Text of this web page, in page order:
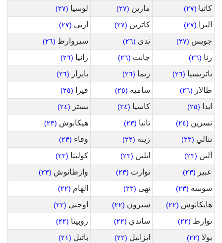
كاتيا (٢٧) مارين (٢٧) لوسيا (٢٧)
اليزا (٢٧) كاترين (٢٧) اربي (٢٧)
جويس (٢٧) ندى (٢٦) سيروارط (٢٦)
رنا (٢٦) جانت (٢٦) رانيا (٢٦)
باتريسيا (٢٦) ريما (٢٦) بايزار (٢٦)
طالار (٢٦) ساميه (٢٥) فيرا (٢٥)
ايدا (٢٥) كاسيا (٢٤) يستر (٢٤)
نسرين (٢٤) تانيا (٢٣) هيكانوش (٢٣)
نتالي (٢٣) زينه (٢٣) وفاء (٢٣)
آلين (٢٣) ايلين (٢٣) كولينا (٢٣)
عبير (٢٣) نوارت (٢٣) وارطانوش (٢٣)
سوسه (٢٣) نهى (٢٣) الهام (٢٢)
هايكانوش (٢٢) سيرون (٢٢) اوجني (٢٢)
نوارط (٢٢) ساندي (٢٢) روبينا (٢٢)
يولا (٢٢) ايزابيل (٢٢) باتيل (٢١)